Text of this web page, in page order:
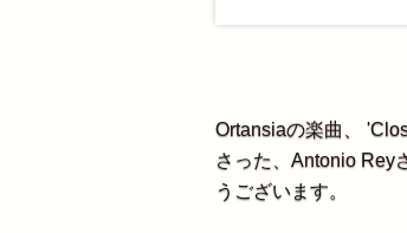
Ortansiaの楽曲、
さった、Antonio Rey
うございます。